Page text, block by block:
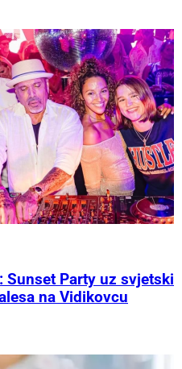
Sunset Party uz svjetski
na Vidikovcu